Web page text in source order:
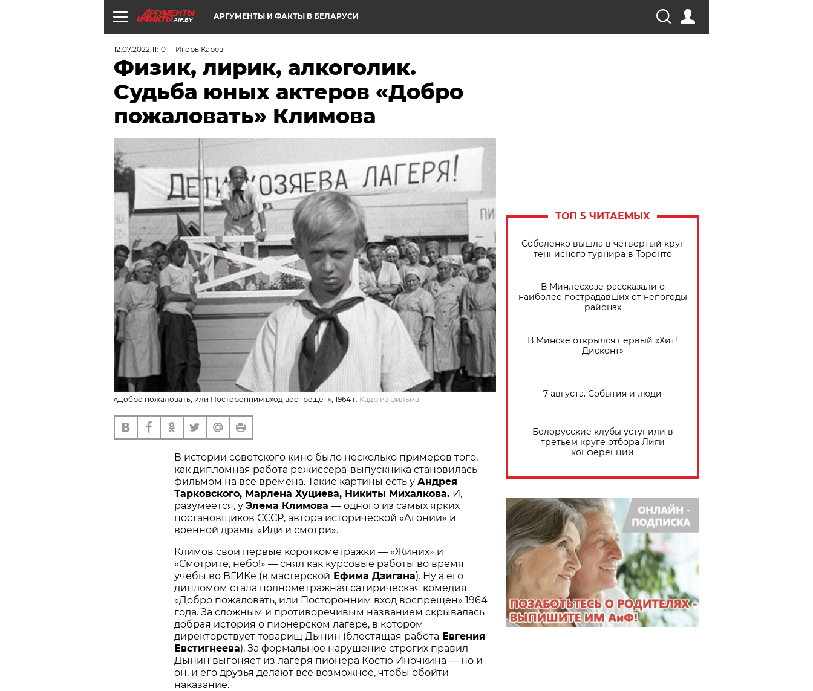
AIF.BY АРГУМЕНТЫ И ФАКТЫ В БЕЛАРУСИ
12.07.2022 11:10 Игорь Карев
Физик, лирик, алкоголик.
Судьба юных актеров «Добро
пожаловать» Климова
«Добро пожаловать, или Посторонним вход воспрещен», 1964 г. Кадр из фильма
В истории советского кино было несколько примеров того,
как дипломная работа режиссера-выпускника становилась
фильмом на все времена. Такие картины есть у Андрея
Тарковского, Марлена Хуциева, Никиты Михалкова. И,
разумеется, у Элема Климова — одного из самых ярких
постановщиков СССР, автора исторической «Агонии» и
военной драмы «Иди и смотри».
Климов свои первые короткометражки — «Жиних» и
«Смотрите, небо!» — снял как курсовые работы во время
учебы во ВГИКе (в мастерской Ефима Дзигана). Ну а его
дипломом стала полнометражная сатирическая комедия
«Добро пожаловать, или Посторонним вход воспрещен» 1964
года. За сложным и противоречивым названием скрывалась
добрая история о пионерском лагере, в котором
директорствует товарищ Дынин (блестящая работа Евгения
Евстигнеева). За формальное нарушение строгих правил
Дынин выгоняет из лагеря пионера Костю Иночкина — но и
он, и его друзья делают все возможное, чтобы обойти
наказание.
ТОП 5 ЧИТАЕМЫХ
Соболенко вышла в четвертый круг
теннисного турнира в Торонто
В Минлесхозе рассказали о
наиболее пострадавших от непогоды
районах
В Минске открылся первый «Хит!
Дисконт»
7 августа. События и люди
Белорусские клубы уступили в
третьем круге отбора Лиги
конференций